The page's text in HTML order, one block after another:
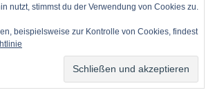
nutzt, stimmst du der Verwendung von Cookies zu.
beispielsweise zur Kontrolle von Cookies, findest